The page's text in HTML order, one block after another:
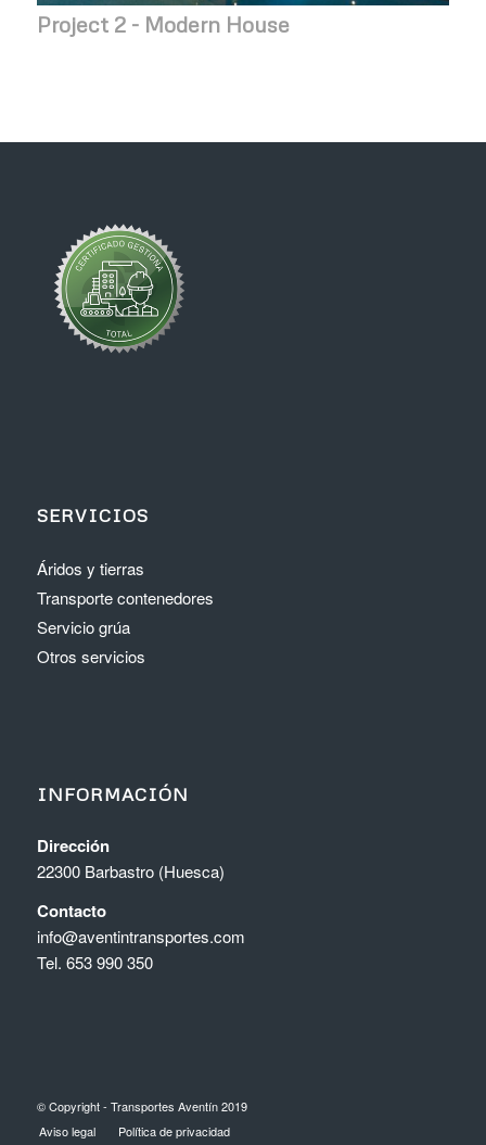
Project 2 - Modern House
SERVICIOS
Áridos y tierras
Transporte contenedores
Servicio grúa
Otros servicios
INFORMACIÓN
Dirección
22300 Barbastro (Huesca)
Contacto
info@aventintransportes.com
Tel. 653 990 350
© Copyright - Transportes Aventín 2019
Aviso legal
Política de privacidad